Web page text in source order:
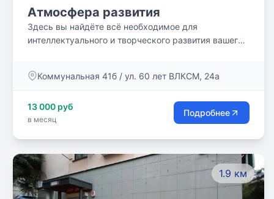
Атмосфера развития
Здесь вы найдёте всё необходимое для
интеллектуального и творческого развития вашего
раннего и дошкольного развития.
Коммунальная 41б / ул. 60 лет ВЛКСМ, 24а
13 000 руб
в месяц
Подробнее
1.9 км